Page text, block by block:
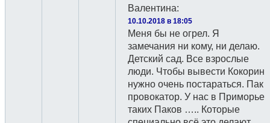
Валентина:
10.10.2018 в 18:05
Меня бы не огрел. Я
замечания ни кому, ни делаю.
Детский сад. Все взрослые
люди. Чтобы вывести Кокорин
нужно очень постараться. Пак
провокатор. У нас в Приморье
таких Паков ….. Которые